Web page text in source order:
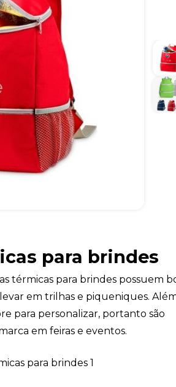
para brindes
térmicas para brindes possuem
em trilhas e piqueniques.
para personalizar, portanto são
em feiras e eventos.